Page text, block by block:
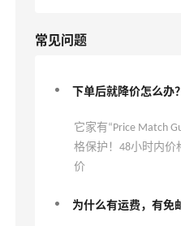
常见问题
下单后就降价怎么办？
它家有“Price Match
格保护！48小时内价
价
为什么有运费，有免